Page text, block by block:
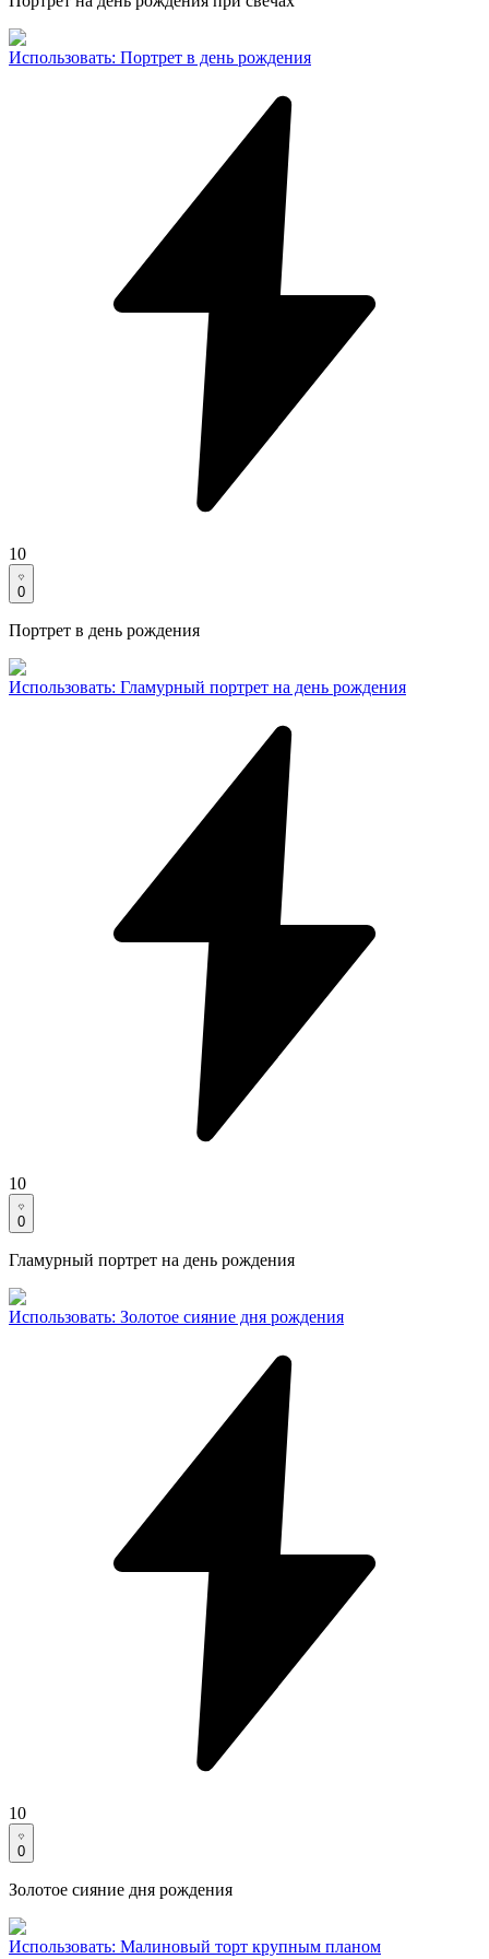
Использовать: Портрет в день рождения
10
0
Портрет в день рождения
Использовать: Гламурный портрет на день рождения
10
0
Гламурный портрет на день рождения
Использовать: Золотое сияние дня рождения
10
0
Золотое сияние дня рождения
Использовать: Малиновый торт крупным планом